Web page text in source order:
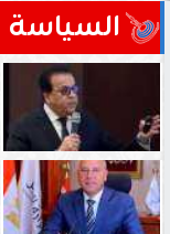
السياسة